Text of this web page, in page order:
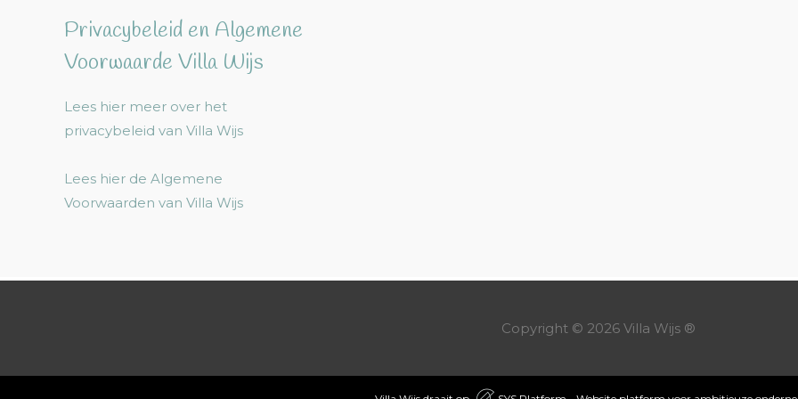
Privacybeleid en Algemene
Voorwaarde Villa Wijs
Lees hier meer over het
privacybeleid van Villa Wijs
Lees hier de Algemene
Voorwaarden van Villa Wijs
Copyright © 2026 Villa Wijs ®